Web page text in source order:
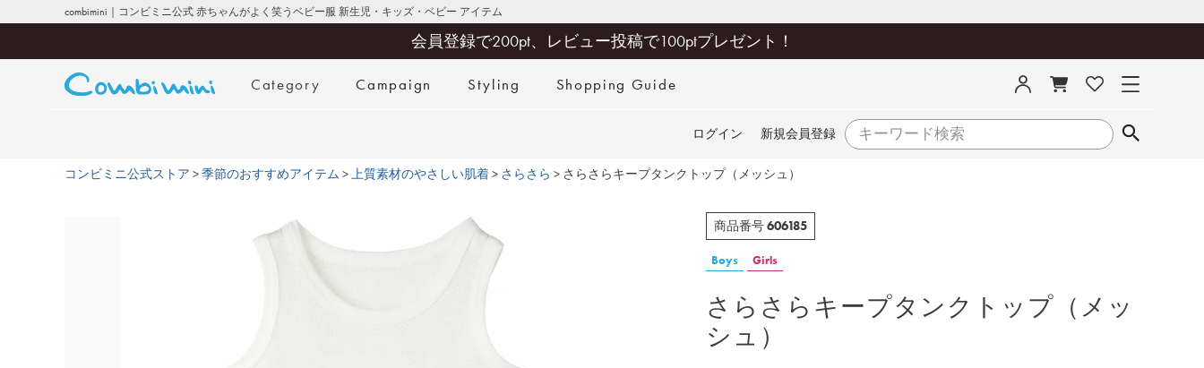
combimini｜コンビミニ公式 赤ちゃんがよく笑うベビー服 新生児・キッズ・ベビー アイテム
会員登録で200pt、レビュー投稿で100ptプレゼント！
Category Campaign Styling Shopping Guide
ログイン 新規会員登録
検索
コンビミニ公式ストア 季節のおすすめアイテム 上質素材のやさしい肌着 さらさら さらさらキープタンクトップ（メッシュ）
商品番号606185
Boys Girls
さらさらキープタンクトップ（メッ
シュ）